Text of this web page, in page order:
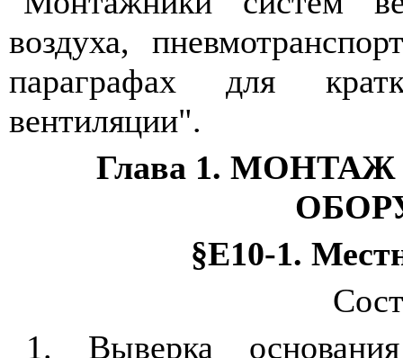
воздуха,
параграфах для
вентиляции".
Глава 1.
§Е10-1.
1. Выверка